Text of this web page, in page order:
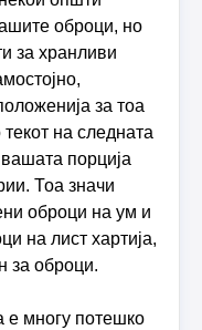
оброци, но
за хранливи
за тоа
на следната
порција
Тоа значи
оброци на ум и
на лист хартија,
за оброци.
е многу потешко